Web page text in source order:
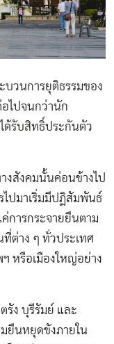
บวนการยุติธรรมของ
ไปจนกว่านัก
ด้รับสิทธิ์ประกันตัว
งสังคมนั้นค่อนข้างไป
ไปมาเริ่มมีปฏิสัมพันธ์
การกระจายยืนตาม
ต่าง ๆ ทั่วประเทศ
ฯ หรือเมืองใหญ่อย่าง
รัง บุรีรัมย์ และ
มยืนหยุดขังภายใน